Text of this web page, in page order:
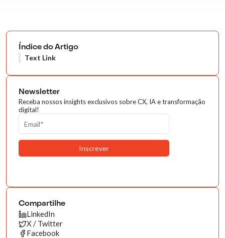
Índice do Artigo
Text Link
Newsletter
Receba nossos insights exclusivos sobre CX, IA e transformação
digital!
Compartilhe
LinkedIn
X / Twitter
Facebook